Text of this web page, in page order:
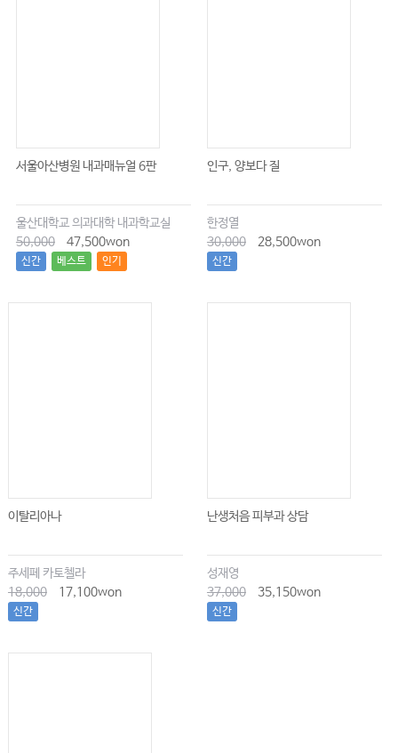
서울아산병원 내과매뉴얼 6판
울산대학교 의과대학 내과학교실
50,000
47,500won
신간 베스트 인기
인구, 양보다 질
한정열
30,000
28,500won
신간
이탈리아나
주세페 카토첼라
18,000
17,100won
신간
난생처음 피부과 상담
성재영
37,000
35,150won
신간